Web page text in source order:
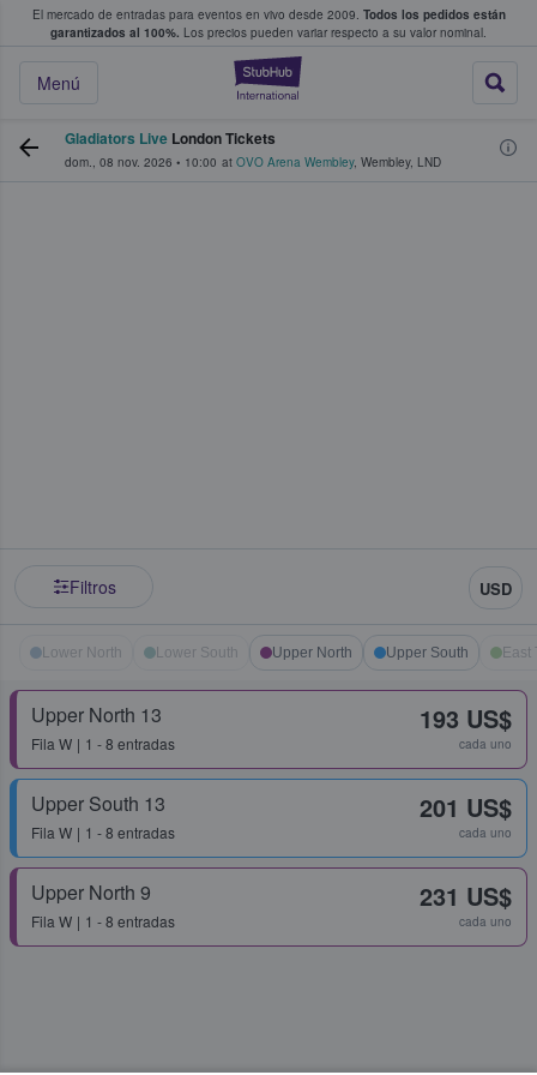
El mercado de entradas para eventos en vivo desde 2009. Todos los pedidos están
garantizados al 100%. Los precios pueden variar respecto a su valor nominal.
StubHub:
Menú
y venta de entradas entre fans
Gladiators Live London Tickets
dom., 08 nov. 2026 • 10:00 at OVO Arena Wembley, Wembley, LND
Filtros USD
Lower North Lower South Upper North Upper South East
Upper North 13
Fila W 1 - 8 entradas
193 US$
cada uno
Upper South 13
Fila W 1 - 8 entradas
201 US$
cada uno
Upper North 9
Fila W 1 - 8 entradas
231 US$
cada uno